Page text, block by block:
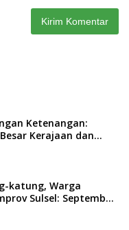
Ketenangan:
Kerajaan dan
katung, Warga
Sulsel: September